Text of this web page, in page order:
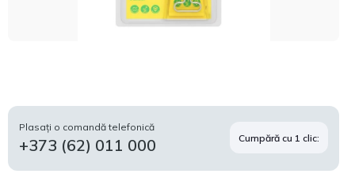
Plasați o comandă telefonică
+373 (62) 011 000 Cumpără cu 1 clic: